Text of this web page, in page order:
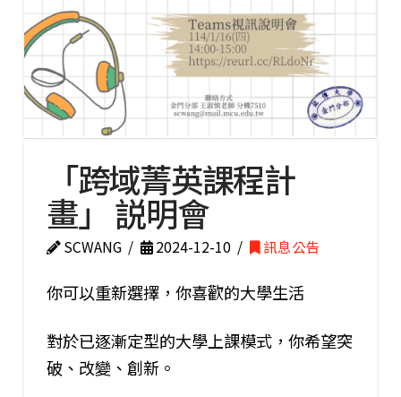
「跨域菁英課程計
畫」 説明會
SCWANG 2024-12-10 訊息公告
你可以重新選擇，你喜歡的大學生活
對於已逐漸定型的大學上課模式，你希望突
破、改變、創新。